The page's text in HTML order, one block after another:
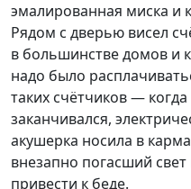
эмалированная миска и
Рядом с дверью висел
в большинстве домов и
надо было
таких счётчиков —
заканчивался,
акушерка носила в
внезапно погасший
привести к беде.